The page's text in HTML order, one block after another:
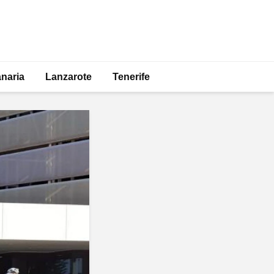
Lanzarote Tenerife